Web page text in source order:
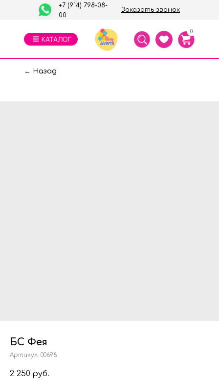
Заказать звонок
+7 (914) 798-08-
00
0
← Назад
БС Фея
Артикул: 00698
2 250 руб.